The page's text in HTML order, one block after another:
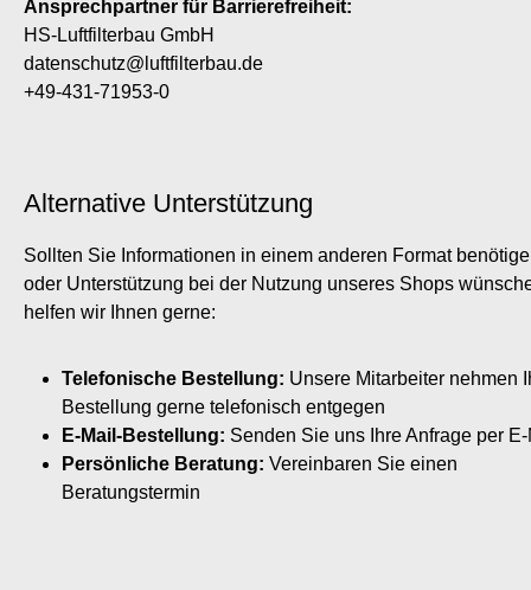
Ansprechpartner für Barrierefreiheit:
HS-Luftfilterbau GmbH
datenschutz@luftfilterbau.de
+49-431-71953-0
Alternative Unterstützung
Sollten Sie Informationen in einem anderen Format
oder Unterstützung bei der Nutzung unseres Shops
helfen wir Ihnen gerne:
Telefonische Bestellung: Unsere Mitarbeiter nehmen
Bestellung gerne telefonisch entgegen
E-Mail-Bestellung: Senden Sie uns Ihre Anfrage per
Persönliche Beratung: Vereinbaren Sie einen
Beratungstermin